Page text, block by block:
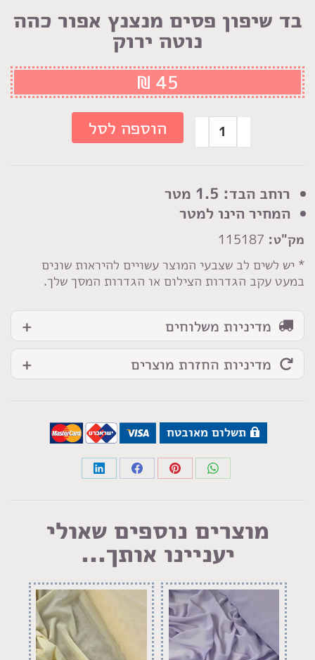
בד שיפון פסים מנצנץ אפור כהה
נוטה ירוק
רוחב הבד: 1.5 מטר
המחיר הינו למטר
מק"ט:
* יש לשים לב שצבעי המוצר עשויים להיראות שונים
במעט עקב הגדרות הצילום או הגדרות המסך שלך.
₪ 45
כמות
של
פסים
מנצנץ
אפור
כהה
נוטה
הוספה לסל
מדיניות משלוחים
מדיניות החזרת מוצרים
תשלום מאובטח
Share
Share
Share
Share
LinkedIn
מוצרים נוספים שאולי
יעניינו אותך...